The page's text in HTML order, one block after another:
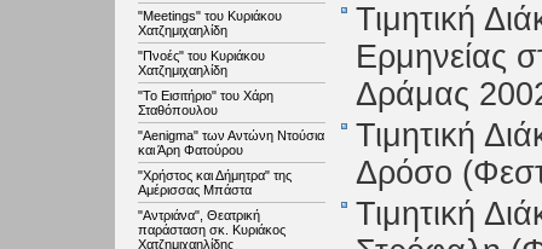
"Meetings" του Κυριάκου
Χατζημιχαηλίδη
"Πνοές" του Κυριάκου
Χατζημιχαηλίδη
"Το Εισιτήριο" του Χάρη
Σταθόπουλου
"Aenigma" των Αντώνη Ντούσια
και Άρη Φατούρου
"Χρήστος και Δήμητρα" της
Αμέρισσας Μπάστα
"Αντριάνα", Θεατρική
παράσταση σκ. Κυριάκος
Χατζημιχαηλίδης
Τιμητική
Ερμηνείας
Δράμας
Τιμητική
Δρόσο
Τιμητική